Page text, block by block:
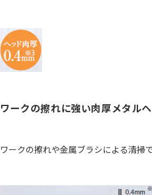
ワークの擦れに強い肉厚メタル
ワークの擦れや金属ブラシによる清掃